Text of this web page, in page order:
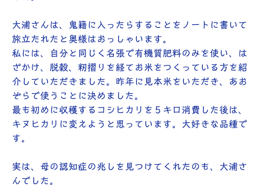
大浦さんは、鬼籍に入ったらすることをノートに書いて
旅立たれたと奥様はおっしゃいます。
私には、自分と同じく名張で有機質肥料のみを使い、は
ざかけ、脱穀、籾摺りを経てお米をつくっている方を紹
介していただきました。昨年に見本米をいただき、あお
ぞらで使うことに決めました。
最も初めに収穫するコシヒカリを５キロ消費した後は、
キヌヒカリに変えようと思っています。大好きな品種で
す。
実は、母の認知症の兆しを見つけてくれたのも、大浦さ
んでした。